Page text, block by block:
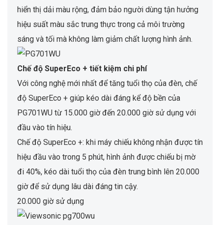
hiển thị dải màu rộng, đảm bảo người dùng tận hưởng
hiệu suất màu sắc trung thực trong cả môi trường
sáng và tối mà không làm giảm chất lượng hình ảnh.
Chế độ SuperEco + tiết kiệm chi phí
Với công nghệ mới nhất để tăng tuổi thọ của đèn, chế
độ SuperEco + giúp kéo dài đáng kể độ bền của
PG701WU từ 15.000 giờ đến 20.000 giờ sử dụng với
đầu vào tín hiệu.
Chế độ SuperEco +: khi máy chiếu không nhận được tín
hiệu đầu vào trong 5 phút, hình ảnh được chiếu bị mờ
đi 40%, kéo dài tuổi thọ của đèn trung bình lên 20.000
giờ để sử dụng lâu dài đáng tin cậy.
20.000 giờ sử dụng